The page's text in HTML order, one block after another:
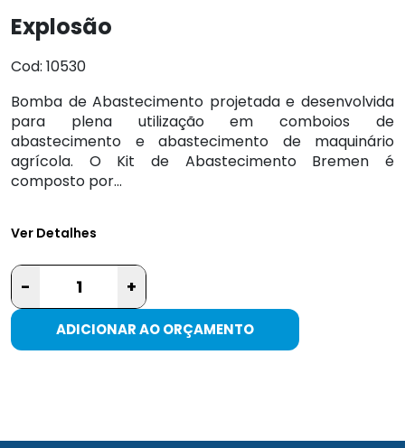
Explosão
Cod: 10530
Bomba de Abastecimento projetada e desenvolvida
para plena utilização em comboios de
abastecimento e abastecimento de maquinário
agrícola. O Kit de Abastecimento Bremen é
composto por...
Ver Detalhes
- +
ADICIONAR AO ORÇAMENTO